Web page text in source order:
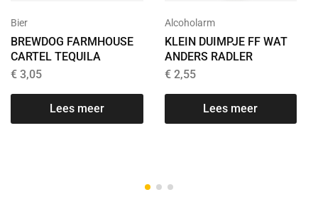
Bier
BREWDOG FARMHOUSE
CARTEL TEQUILA
€ 3,05
Lees meer
Alcoholarm
KLEIN DUIMPJE FF WAT
ANDERS RADLER
€2,55
Lees meer